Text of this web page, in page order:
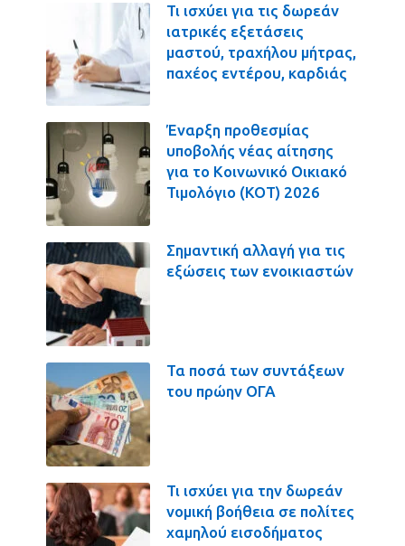
Τι ισχύει για τις δωρεάν
ιατρικές εξετάσεις
μαστού, τραχήλου μήτρας,
παχέος εντέρου, καρδιάς
Έναρξη προθεσμίας
υποβολής νέας αίτησης
για το Κοινωνικό Οικιακό
Τιμολόγιο (ΚΟΤ) 2026
Σημαντική αλλαγή για τις
εξώσεις των ενοικιαστών
Τα ποσά των συντάξεων
του πρώην ΟΓΑ
Τι ισχύει για την δωρεάν
νομική βοήθεια σε πολίτες
χαμηλού εισοδήματος